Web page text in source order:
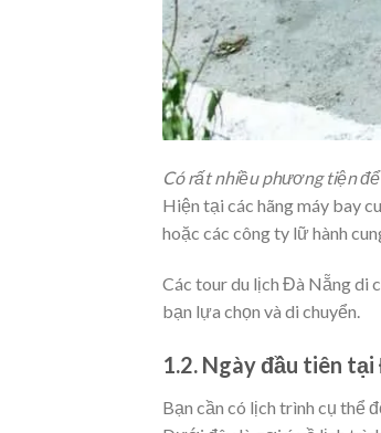
Có rất nhiều phương tiện
Hiện tại các hãng máy bay
hoặc các công ty lữ hành
Các tour du lịch Đà Nẵng di
bạn lựa chọn và di chuyển.
1.2. Ngày đầu tiên tại
Bạn cần có lịch trình cụ thể